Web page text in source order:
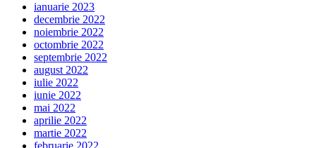
ianuarie 2023
decembrie 2022
noiembrie 2022
octombrie 2022
septembrie 2022
august 2022
iulie 2022
iunie 2022
mai 2022
aprilie 2022
martie 2022
februarie 2022